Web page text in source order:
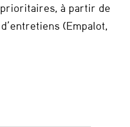
à partir de
(Empalot,